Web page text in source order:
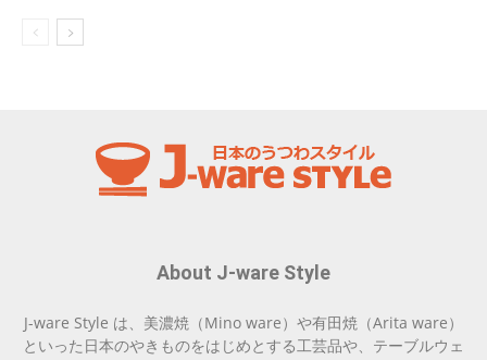
About J-ware Style
J-ware Style は、美濃焼（Mino ware）や有田焼（Arita ware）
といった日本のやきものをはじめとする工芸品や、テーブルウェ